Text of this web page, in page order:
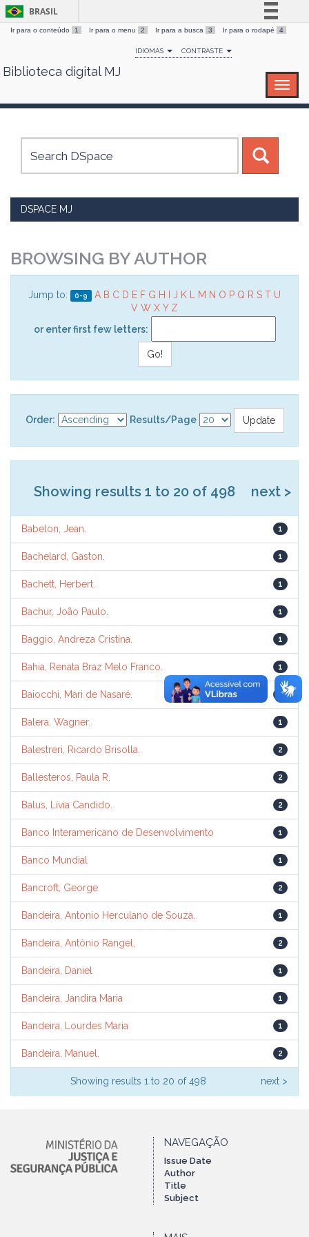
Skip
BRASIL
Simplifique!
Comunica BR
Canais
Ir para o conteúdo 1 Ir para o menu 2 Ir para a busca 3 Ir para o rodapé 4
IDIOMAS CONTRASTE
Biblioteca digital MJ
DSPACE MJ
BROWSING BY AUTHOR
Jump to: 0-9 A B C D E F G H J K M N O P Q R S T U
V W X Y Z
or enter first few letters:
Order: Results/Page
Showing results 1 to 20 of 498 next >
Babelon, Jean. 1
Bachelard, Gaston. 1
Bachett, Herbert. 1
Bachur, João Paulo. 1
Baggio, Andreza Cristina. 1
Bahia, Renata Braz Melo Franco. 1
Baiocchi, Mari de Nasaré. 1
Balera, Wagner. 1
Balestreri, Ricardo Brisolla. 2
Ballesteros, Paula R. 2
Balus, Lívia Candido. 2
Banco Interamericano de Desenvolvimento 1
Banco Mundial 1
Bancroft, George. 2
Bandeira, Antonio Herculano de Souza. 1
Bandeira, Antônio Rangel, 2
Bandeira, Daniel 1
Bandeira, Jandira Maria 1
Bandeira, Lourdes Maria 1
Bandeira, Manuel. 2
Showing results 1 to 20 of 498 next >
NAVEGAÇÃO
Issue Date
Author
Title
Subject